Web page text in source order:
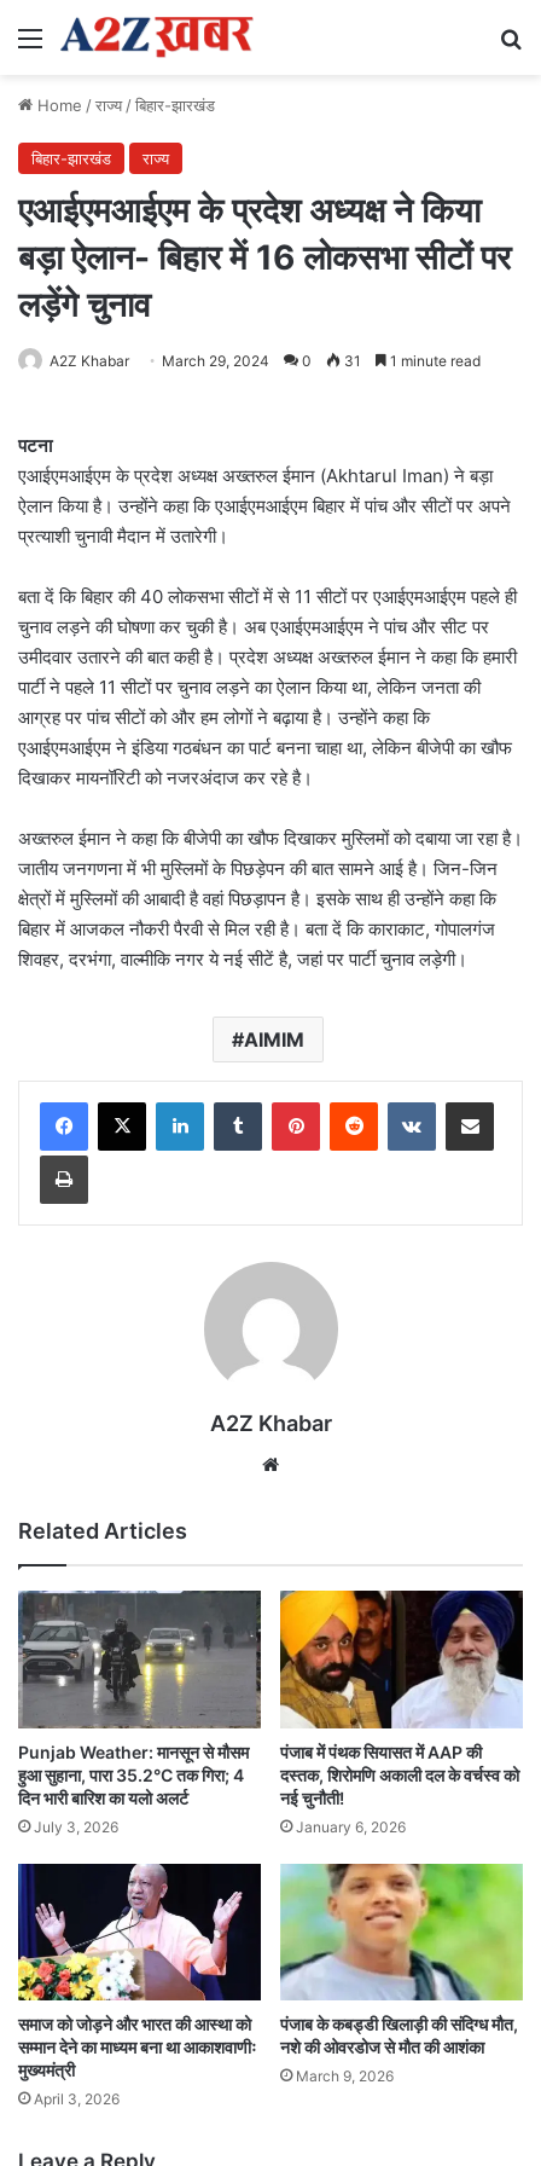
Menu
Home /राज्य/बिहार-झारखंड
बिहार-झारखंड राज्य
एआईएमआईएम के प्रदेश अध्यक्ष ने किया
बड़ा ऐलान- बिहार में 16 लोकसभा सीटों पर
लड़ेंगे चुनाव
A2Z Khabar March 29, 2024 0 31 1 minute read
पटना
एआईएमआईएम के प्रदेश अध्यक्ष अख्तरुल ईमान (Akhtarul Iman) ने बड़ा
ऐलान किया है। उन्होंने कहा कि एआईएमआईएम बिहार में पांच और सीटों पर अपने
प्रत्याशी चुनावी मैदान में उतारेगी।
बता दें कि बिहार की 40 लोकसभा सीटों में से 11 सीटों पर एआईएमआईएम पहले ही
चुनाव लड़ने की घोषणा कर चुकी है। अब एआईएमआईएम ने पांच और सीट पर
उमीदवार उतारने की बात कही है। प्रदेश अध्यक्ष अख्तरुल ईमान ने कहा कि हमारी
पार्टी ने पहले 11 सीटों पर चुनाव लड़ने का ऐलान किया था, लेकिन जनता की
आग्रह पर पांच सीटों को और हम लोगों ने बढ़ाया है। उन्होंने कहा कि
एआईएमआईएम ने इंडिया गठबंधन का पार्ट बनना चाहा था, लेकिन बीजेपी का खौफ
दिखाकर मायनॉरिटी को नजरअंदाज कर रहे है।
अख्तरुल ईमान ने कहा कि बीजेपी का खौफ दिखाकर मुस्लिमों को दबाया जा रहा है।
जातीय जनगणना में भी मुस्लिमों के पिछड़ेपन की बात सामने आई है। जिन-जिन
क्षेत्रों में मुस्लिमों की आबादी है वहां पिछड़ापन है। इसके साथ ही उन्होंने कहा कि
बिहार में आजकल नौकरी पैरवी से मिल रही है। बता दें कि काराकाट, गोपालगंज
शिवहर, दरभंगा, वाल्मीकि नगर ये नई सीटें है, जहां पर पार्टी चुनाव लड़ेगी।
AIMIM
LinkedInTumblr PinterestReddit VKontakteShare via Email
Print
A2Z Khabar
Related Articles
Punjab Weather: मानसून से मौसम
हुआ सुहाना, पारा 35.2°C तक गिरा; 4
दिन भारी बारिश का यलो अलर्ट
July 3, 2026
पंजाब में पंथक सियासत में AAP की
दस्तक, शिरोमणि अकाली दल के वर्चस्व को
नई चुनौती!
January 6, 2026
समाज को जोड़ने और भारत की आस्था को
सम्मान देने का माध्यम बना था आकाशवाणीः
मुख्यमंत्री
April 3, 2026
पंजाब के कबड्डी खिलाड़ी की संदिग्ध मौत,
नशे की ओवरडोज से मौत की आशंका
March 9, 2026